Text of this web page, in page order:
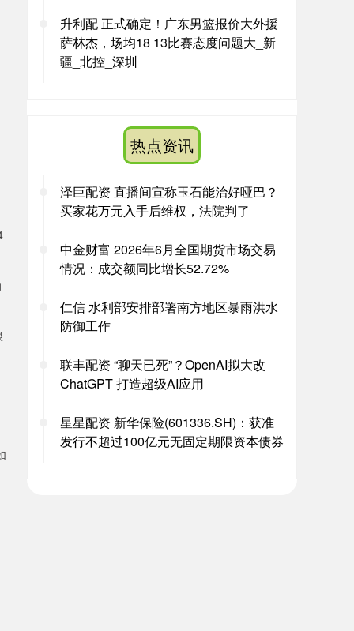
升利配 正式确定！广东男篮报价大外援
萨林杰，场均18 13比赛态度问题大_新
疆_北控_深圳
热点资讯
泽巨配资 直播间宣称玉石能治好哑巴？
买家花万元入手后维权，法院判了
中金财富 2026年6月全国期货市场交易
情况：成交额同比增长52.72%
仁信 水利部安排部署南方地区暴雨洪水
防御工作
联丰配资 “聊天已死”？OpenAI拟大改
ChatGPT 打造超级AI应用
星星配资 新华保险(601336.SH)：获准
发行不超过100亿元无固定期限资本债券